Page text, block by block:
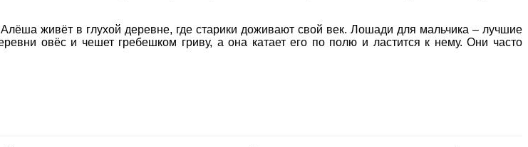
живёт в глухой деревне, где старики доживают свой век. Лошади для мальчика – лучшие
овёс и чешет гребешком гриву, а она катает его по полю и ластится к нему. Они часто